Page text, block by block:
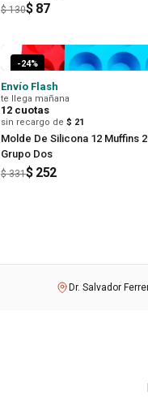
$ 130$ 87
-24%
Envío Flash
te llega mañana
12 cuotas
sin recargo de $ 21
Molde De Silicona 12 Muffins
Grupo Dos
$ 331$ 252
Dr. Salvador